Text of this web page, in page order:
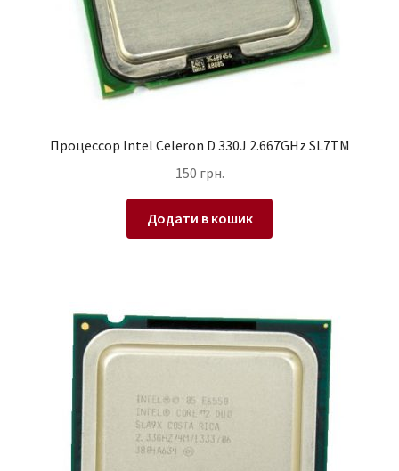
Процессор Intel Celeron D 330J 2.667GHz SL7TM
150 грн.
Додати в кошик